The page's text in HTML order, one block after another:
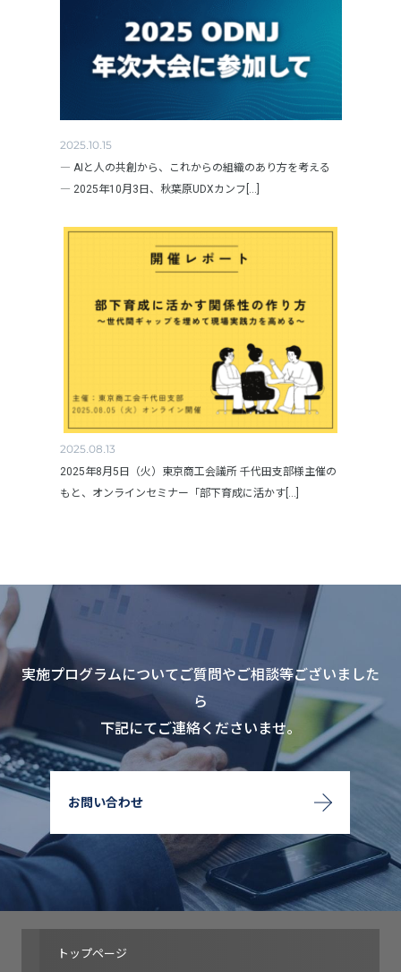
2025.10.15
― AIと人の共創から、これからの組織のあり方を考える
― 2025年10月3日、秋葉原UDXカンフ[...]
2025.08.13
2025年8月5日（火）東京商工会議所 千代田支部様主催の
もと、オンラインセミナー「部下育成に活かす[...]
実施プログラムについてご質問やご相談等ございました
ら
下記にてご連絡くださいませ。
お問い合わせ
トップページ